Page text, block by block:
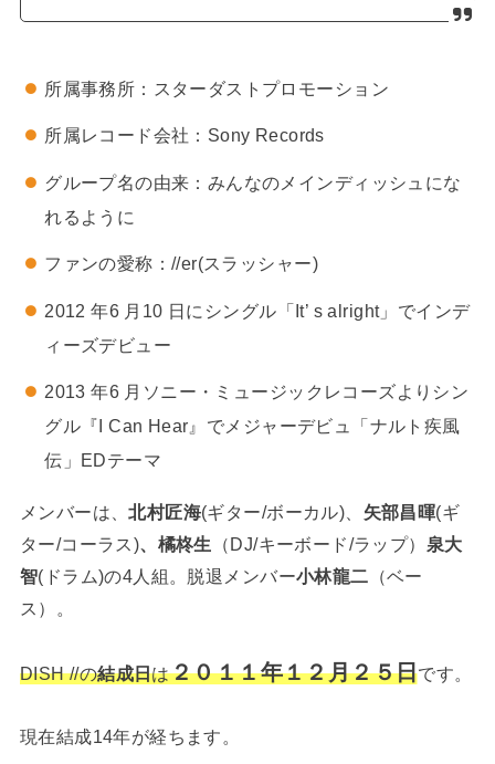
所属事務所：スターダストプロモーション
所属レコード会社：Sony Records
グループ名の由来：みんなのメインディッシュにな
れるように
ファンの愛称：//er(スラッシャー)
2012 年6 月10 日にシングル「It’ s alright」でインデ
ィーズデビュー
2013 年6 月ソニー・ミュージックレコーズよりシン
グル『I Can Hear』でメジャーデビュ「ナルト疾風
伝」EDテーマ
メンバーは、北村匠海(ギター/ボーカル)、 矢部昌暉(ギ
ター/コーラス)、橘柊生 （DJ/キーボード/ラップ） 泉大
智(ドラム)の4人組。脱退メンバー小林龍二 （ベー
ス）。
DISH //の結成日は２０１１年１２月２５日です。
現在結成14年が経ちます。